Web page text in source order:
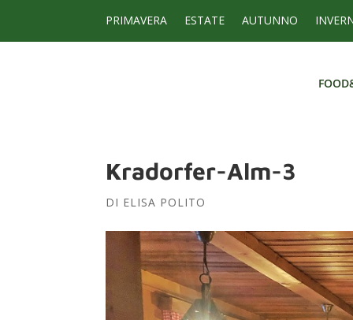
PRIMAVERA ESTATE AUTUNNO
Kradorfer-Alm-3
DI ELISA POLITO